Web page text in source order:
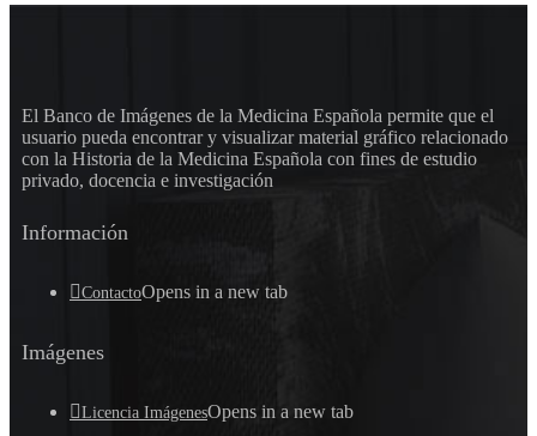
El Banco de Imágenes de la Medicina Española permite que el
usuario pueda encontrar y visualizar material gráfico relacionado
con la Historia de la Medicina Española con fines de estudio
privado, docencia e investigación
Información
ContactoOpens in a new tab
Imágenes
Licencia ImágenesOpens in a new tab